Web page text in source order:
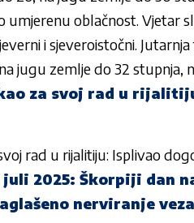
umjerenu oblačnost. Vjetar
i sjeveroistočni.
jugu zemlje do 32 stupnja,
za svoj rad u
rad u rijalitiju: Isplivao
2025: Škorpiji dan
nerviranje